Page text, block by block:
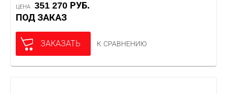
ЦЕНА
351 270 РУБ.
ПОД ЗАКАЗ
ЗАКАЗАТЬ К СРАВНЕНИЮ